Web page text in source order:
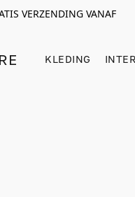
VERZENDING VANAF
KLEDING